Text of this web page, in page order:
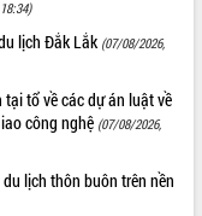
lịch Đắk Lắk (07/08/2026,
tổ về các dự án luật về
công nghệ (07/08/2026,
du lịch thôn buôn trên nền